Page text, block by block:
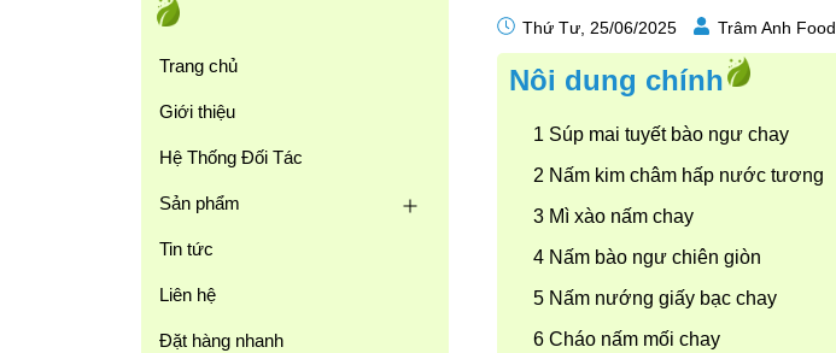
Thứ Tư, 25/06/2025 Trâm Anh Food
Nôi dung chính
Súp mai tuyết bào ngư chay
Nấm kim châm hấp nước tương
Mì xào nấm chay
Nấm bào ngư chiên giòn
Nấm nướng giấy bạc chay
Cháo nấm mối chay
Trang chủ
Giới thiệu
Hệ Thống Đối Tác
Sản phẩm
Tin tức
Liên hệ
Đặt hàng nhanh